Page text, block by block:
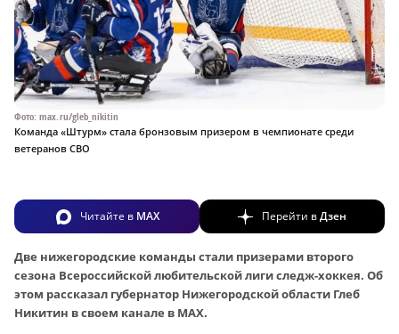
Фото: max.ru/gleb_nikitin
Команда «Штурм» стала бронзовым призером в чемпионате среди
ветеранов СВО
Читайте в MAX Перейти вДзен
Две нижегородские команды стали призерами второго
сезона Всероссийской любительской лиги следж-хоккея. Об
этом рассказал губернатор Нижегородской области Глеб
Никитин в своем канале в MAX.